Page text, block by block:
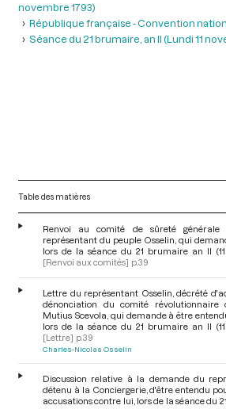
novembre 1793)
République française - Convention
Séance du 21 brumaire, an II (Lundi 11
Table des matières
Renvoi au comité de sûreté
représentant du peuple Osselin, qui
lors de la séance du 21 brumaire an II
[Renvoi aux comités] p.39
Lettre du représentant Osselin, décrété
dénonciation du comité
Mutius Scevola, qui demande à être
lors de la séance du 21 brumaire an II
[Lettre] p.39
Charles-Nicolas Osselin
Discussion relative à la demande du
détenu à la Conciergerie, d'être entendu
accusations contre lui, lors de la séance du